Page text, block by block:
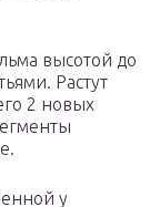
высотой до
Растут
2 новых
у